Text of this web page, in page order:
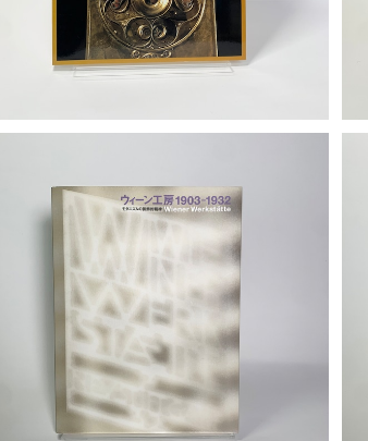
「ウィーン工房 1903-1932：モダニズムの装
飾的精神」展図録
¥1,800